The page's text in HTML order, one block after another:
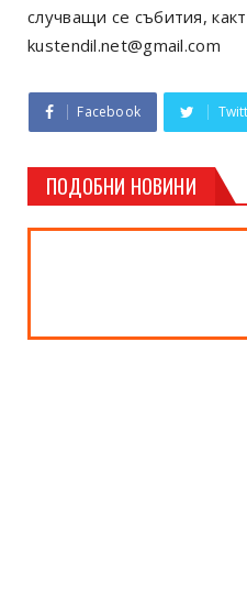
случващи се събития,
kustendil.net@gmail.com
Facebook
ПОДОБНИ НОВИНИ